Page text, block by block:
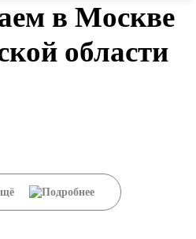
в Москве
области